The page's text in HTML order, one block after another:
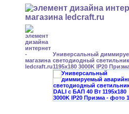
Универсальный
светодиодный
1195x180 3000K IP20